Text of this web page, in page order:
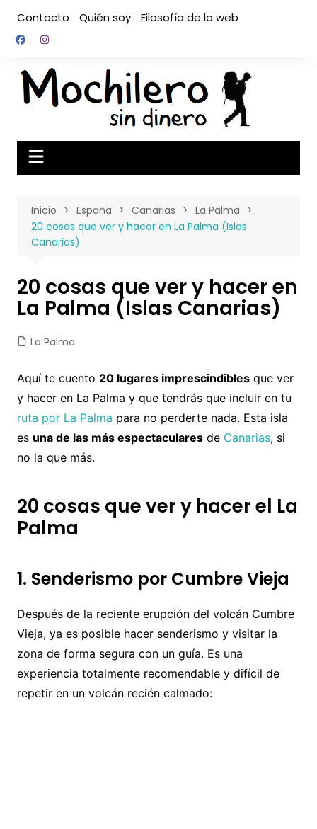
contenido
Contacto Quién soy Filosofía de la web
Inicio España Canarias
La Palma
20 cosas que ver y hacer en La Palma (Islas
Canarias)
20 cosas que ver y hacer en
La Palma (Islas Canarias)
La Palma
Aquí te cuento 20 lugares imprescindiblesque ver
y hacer en La Palma y que tendrás que incluir en tu
ruta por La Palma para no perderte nada. Esta isla
es una de las más espectacularesde Canarias, si
no la que más.
20 cosas que ver y hacer el La
Palma
1. Senderismo por Cumbre Vieja
Después de la reciente erupción del volcán Cumbre
Vieja, ya es posible hacer senderismo y visitar la
zona de forma segura con un guía. Es una
experiencia totalmente recomendable y difícil de
repetir en un volcán recién calmado: